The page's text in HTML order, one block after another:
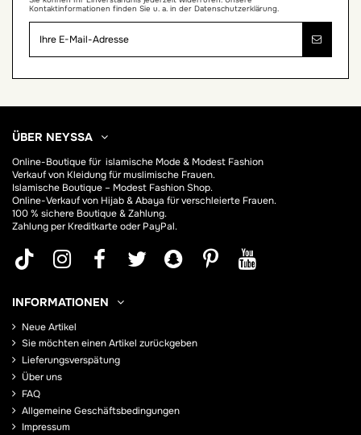
Kontaktinformationen finden Sie u. a. in der Datenschutzerklärung.
ÜBER NEYSSA
Online-Boutique für islamische Mode & Modest Fashion
Verkauf von Kleidung für muslimische Frauen.
Islamische Boutique – Modest Fashion Shop.
Online-Verkauf von Hijab &Abaya für verschleierte Frauen.
100 % sichere Boutique & Zahlung.
Zahlung per Kreditkarte oder PayPal.
INFORMATIONEN
Neue Artikel
Sie möchten einen Artikel zurückgeben
Lieferungsverspätung
Über uns
FAQ
Allgemeine Geschäftsbedingungen
Impressum